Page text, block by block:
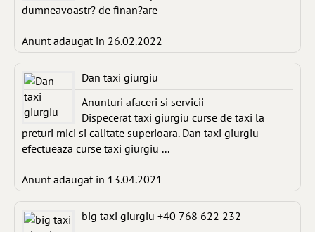
dumneavoastr? de finan?are
Anunt adaugat in 26.02.2022
Dan taxi giurgiu
Anunturi afaceri si servicii
Dispecerat taxi giurgiu curse de taxi la
preturi mici si calitate superioara. Dan taxi giurgiu
efectueaza curse taxi giurgiu ...
Anunt adaugat in 13.04.2021
big taxi giurgiu +40 768 622 232